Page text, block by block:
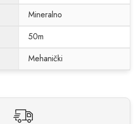
Mineralno
50m
Mehanički